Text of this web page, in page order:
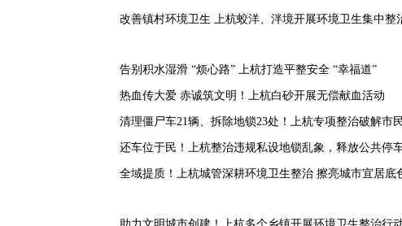
改善镇村环境卫生 上杭蛟洋、泮境开展环境卫生集中整
告别积水湿滑 “烦心路” 上杭打造平整安全 “幸福道”
热血传大爱 赤诚筑文明！上杭白砂开展无偿献血活动
清理僵尸车21辆、拆除地锁23处！上杭专项整治破解市
还车位于民！上杭整治违规私设地锁乱象，释放公共停
全域提质！上杭城管深耕环境卫生整治 擦亮城市宜居底